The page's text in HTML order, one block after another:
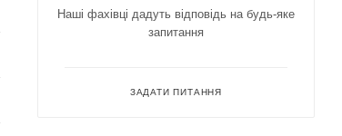
Наші фахівці дадуть відповідь на будь-яке
запитання
ЗАДАТИ ПИТАННЯ